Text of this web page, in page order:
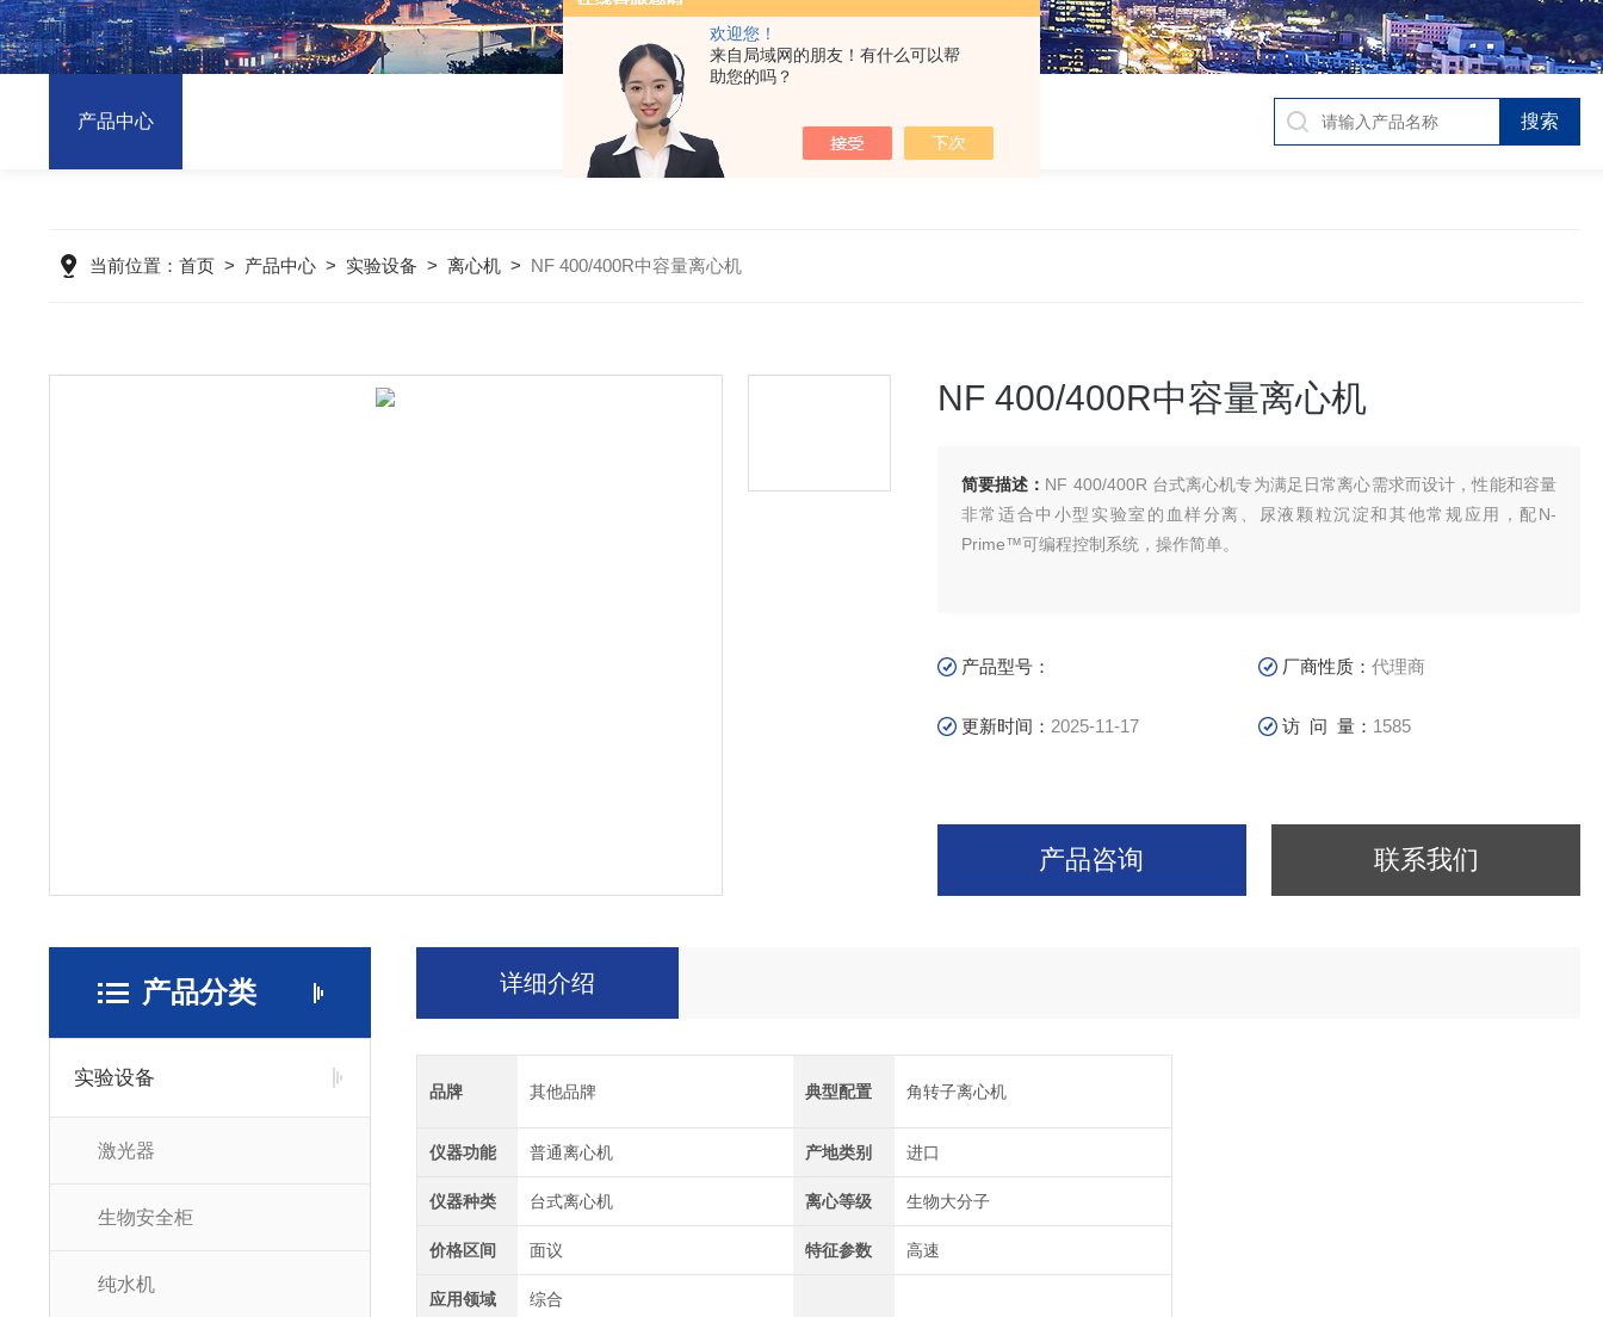
欢迎您！
来自局域网的朋友！有什么可以帮
助您的吗？
产品中心
当前位置： 首页> 产品中心> 实验设备 > 离心机> NF 400/400R中容量离心机
NF 400/400R中容量离心机
简要描述： NF 400/400R 台式离心机专为满足日常离心需求而设计，性能和容量
非常适合中小型实验室的血样分离、尿液颗粒沉淀和其他常规应用，配N-
Prime™可编程控制系统，操作简单。
产品型号： 厂商性质：代理商
更新时间： 2025-11-17 访 问 量： 1585
产品咨询 联系我们
产品分类
实验设备
激光器
生物安全柜
纯水机
详细介绍
品牌 其他品牌 典型配置 角转子离心机
仪器功能 普通离心机 产地类别 进口
仪器种类 台式离心机 离心等级 生物大分子
价格区间 面议 特征参数 高速
应用领域 综合